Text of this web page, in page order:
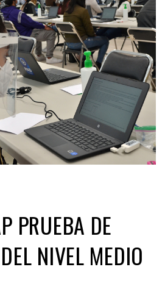
PRUEBA DE
NIVEL MEDIO